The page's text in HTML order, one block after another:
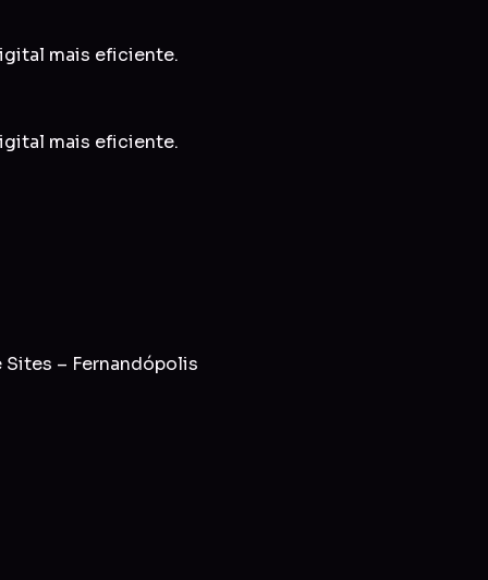
mais eficiente.
mais eficiente.
– Fernandópolis